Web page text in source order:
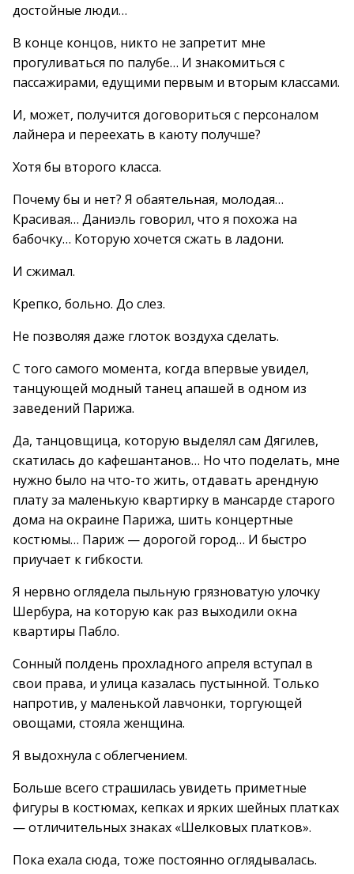
достойные люди…
В конце концов, никто не запретит мне
прогуливаться по палубе… И знакомиться с
пассажирами, едущими первым и вторым классами.
И, может, получится договориться с персоналом
лайнера и переехать в каюту получше?
Хотя бы второго класса.
Почему бы и нет? Я обаятельная, молодая…
Красивая… Даниэль говорил, что я похожа на
бабочку… Которую хочется сжать в ладони.
И сжимал.
Крепко, больно. До слез.
Не позволяя даже глоток воздуха сделать.
С того самого момента, когда впервые увидел,
танцующей модный танец апашей в одном из
заведений Парижа.
Да, танцовщица, которую выделял сам Дягилев,
скатилась до кафешантанов… Но что поделать, мне
нужно было на что-то жить, отдавать арендную
плату за маленькую квартирку в мансарде старого
дома на окраине Парижа, шить концертные
костюмы… Париж — дорогой город… И быстро
приучает к гибкости.
Я нервно оглядела пыльную грязноватую улочку
Шербура, на которую как раз выходили окна
квартиры Пабло.
Сонный полдень прохладного апреля вступал в
свои права, и улица казалась пустынной. Только
напротив, у маленькой лавчонки, торгующей
овощами, стояла женщина.
Я выдохнула с облегчением.
Больше всего страшилась увидеть приметные
фигуры в костюмах, кепках и ярких шейных платках
— отличительных знаках «Шелковых платков».
Пока ехала сюда, тоже постоянно оглядывалась.